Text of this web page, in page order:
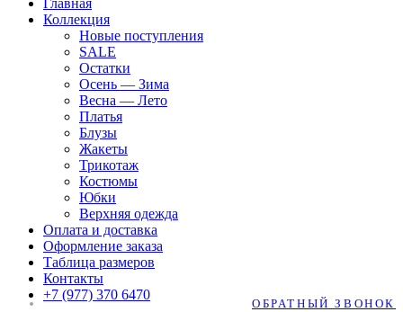
Главная
Коллекция
Новые поступления
SALE
Остатки
Осень — Зима
Весна — Лето
Платья
Блузы
Жакеты
Трикотаж
Костюмы
Юбки
Верхняя одежда
Оплата и доставка
Оформление заказа
Таблица размеров
Контакты
+7 (977) 370 6470
ОБРАТНЫЙ ЗВОНОК